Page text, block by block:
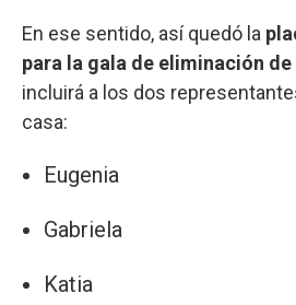
En ese sentido, así quedó la
para la gala de eliminación de
incluirá a los dos
casa:
Eugenia
Gabriela
Katia